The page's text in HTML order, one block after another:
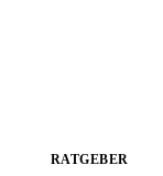
RATGEBER